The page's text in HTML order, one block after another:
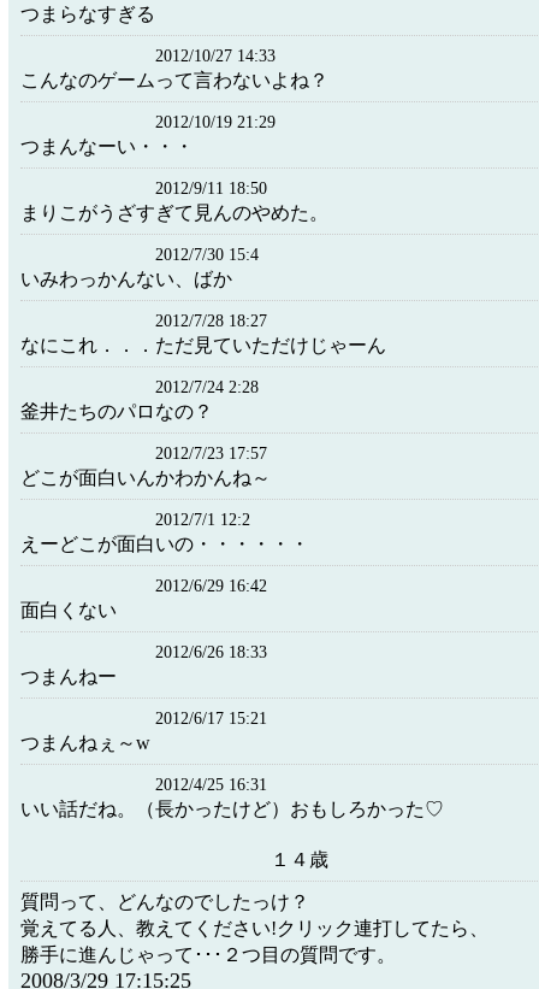
つまらなすぎる
2012/10/27 14:33
こんなのゲームって言わないよね？
2012/10/19 21:29
つまんなーい・・・
2012/9/11 18:50
まりこがうざすぎて見んのやめた。
2012/7/30 15:4
いみわっかんない、ばか
2012/7/28 18:27
なにこれ．．．ただ見ていただけじゃーん
2012/7/24 2:28
釜井たちのパロなの？
2012/7/23 17:57
どこが面白いんかわかんね～
2012/7/1 12:2
えーどこが面白いの・・・・・・
2012/6/29 16:42
面白くない
2012/6/26 18:33
つまんねー
2012/6/17 15:21
つまんねぇ～w
2012/4/25 16:31
いい話だね。（長かったけど）おもしろかった♡
１４歳
質問って、どんなのでしたっけ？
覚えてる人、教えてください!クリック連打してたら、
勝手に進んじゃって･･･２つ目の質問です。
2008/3/29 17:15:25